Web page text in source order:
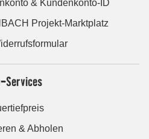
& Kundenkonto-ID
Projekt-Marktplatz
Services
& Abholen